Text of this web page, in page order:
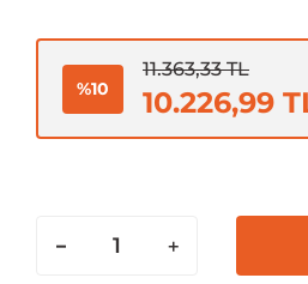
%10
11.363,33 TL
10.226,99